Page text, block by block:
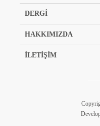
DERGİ
HAKKIMIZDA
İLETİŞİM